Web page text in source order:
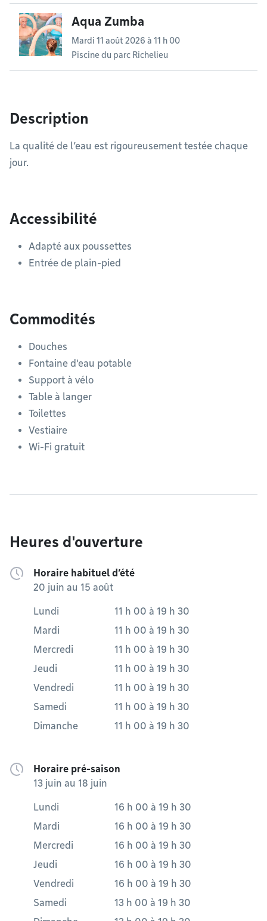
Aqua Zumba
Mardi 11 août 2026 à 11 h 00
Piscine du parc Richelieu
Description
La qualité de l’eau est rigoureusement testée chaque
jour.
Accessibilité
Adapté aux poussettes
Entrée de plain-pied
Commodités
Douches
Fontaine d'eau potable
Support à vélo
Table à langer
Toilettes
Vestiaire
Wi-Fi gratuit
Heures d'ouverture
Horaire habituel d’été
20 juin au 15 août
Lundi 11 h 00 à 19 h 30
Mardi
11 h 00 à 19 h 30
Mercredi
11 h 00 à 19 h 30
Jeudi
11 h 00 à 19 h 30
Vendredi
11 h 00 à 19 h 30
Samedi
11 h 00 à 19 h 30
Dimanche
11 h 00 à 19 h 30
Horaire pré-saison
13 juin au 18 juin
Lundi 16 h 00 à 19 h 30
Mardi
16 h 00 à 19 h 30
Mercredi
16 h 00 à 19 h 30
Jeudi
16 h 00 à 19 h 30
Vendredi
16 h 00 à 19 h 30
Samedi
13 h 00 à 19 h 30